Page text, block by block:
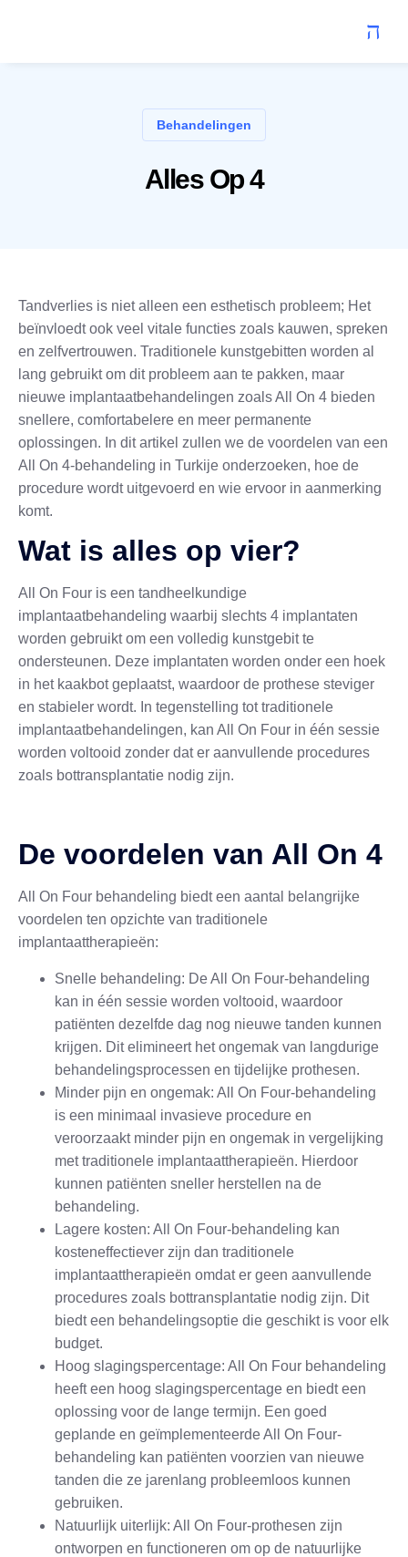
Behandelingen
Alles Op 4
Tandverlies is niet alleen een esthetisch probleem; Het
beïnvloedt ook veel vitale functies zoals kauwen, spreken
en zelfvertrouwen. Traditionele kunstgebitten worden al
lang gebruikt om dit probleem aan te pakken, maar
nieuwe implantaatbehandelingen zoals All On 4 bieden
snellere, comfortabelere en meer permanente
oplossingen. In dit artikel zullen we de voordelen van een
All On 4-behandeling in Turkije onderzoeken, hoe de
procedure wordt uitgevoerd en wie ervoor in aanmerking
komt.
Wat is alles op vier?
All On Four is een tandheelkundige
implantaatbehandeling waarbij slechts 4 implantaten
worden gebruikt om een volledig kunstgebit te
ondersteunen. Deze implantaten worden onder een hoek
in het kaakbot geplaatst, waardoor de prothese steviger
en stabieler wordt. In tegenstelling tot traditionele
implantaatbehandelingen, kan All On Four in één sessie
worden voltooid zonder dat er aanvullende procedures
zoals bottransplantatie nodig zijn.
De voordelen van All On 4
All On Four behandeling biedt een aantal belangrijke
voordelen ten opzichte van traditionele
implantaattherapieën:
Snelle behandeling: De All On Four-behandeling
kan in één sessie worden voltooid, waardoor
patiënten dezelfde dag nog nieuwe tanden kunnen
krijgen. Dit elimineert het ongemak van langdurige
behandelingsprocessen en tijdelijke prothesen.
Minder pijn en ongemak: All On Four-behandeling
is een minimaal invasieve procedure en
veroorzaakt minder pijn en ongemak in vergelijking
met traditionele implantaattherapieën. Hierdoor
kunnen patiënten sneller herstellen na de
behandeling.
Lagere kosten: All On Four-behandeling kan
kosteneffectiever zijn dan traditionele
implantaattherapieën omdat er geen aanvullende
procedures zoals bottransplantatie nodig zijn. Dit
biedt een behandelingsoptie die geschikt is voor elk
budget.
Hoog slagingspercentage: All On Four behandeling
heeft een hoog slagingspercentage en biedt een
oplossing voor de lange termijn. Een goed
geplande en geïmplementeerde All On Four-
behandeling kan patiënten voorzien van nieuwe
tanden die ze jarenlang probleemloos kunnen
gebruiken.
Natuurlijk uiterlijk: All On Four-prothesen zijn
ontworpen en functioneren om op de natuurlijke